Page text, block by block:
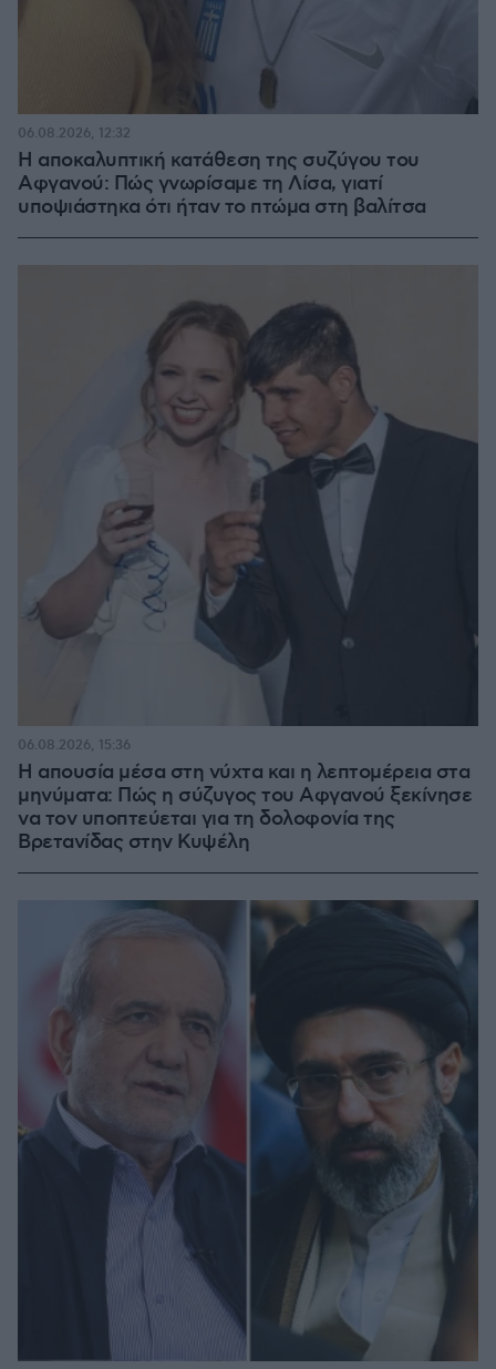
Η αποκαλυπτική κατάθεση της συζύγου του
Αφγανού: Πώς γνωρίσαμε τη Λίσα, γιατί
υποψιάστηκα ότι ήταν το πτώμα στη βαλίτσα
06.08.2026, 12:32
Η απουσία μέσα στη νύχτα και η λεπτομέρεια στα
μηνύματα: Πώς η σύζυγος του Αφγανού ξεκίνησε
να τον υποπτεύεται για τη δολοφονία της
Βρετανίδας στην Κυψέλη
06.08.2026, 15:36